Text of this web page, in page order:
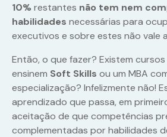
10% restantes não tem nem
habilidades necessárias para
executivos e sobre estes não vale
Então, o que fazer? Existem
ensinem Soft Skills ou um MBA
especialização? Infelizmente não!
aprendizado que passa, em
aceitação de que competências
complementadas por habilidades